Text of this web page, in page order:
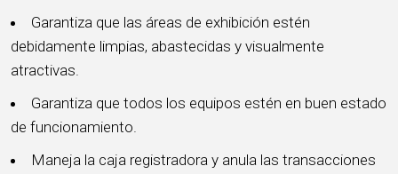
Garantiza que las áreas de exhibición estén
debidamente limpias, abastecidas y visualmente
atractivas.
Garantiza que todos los equipos estén en buen estado
de funcionamiento.
Maneja la caja registradora y anula las transacciones